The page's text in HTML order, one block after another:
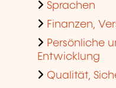
Sprachen
Finanzen,
Persönliche
Entwicklung
Qualität,